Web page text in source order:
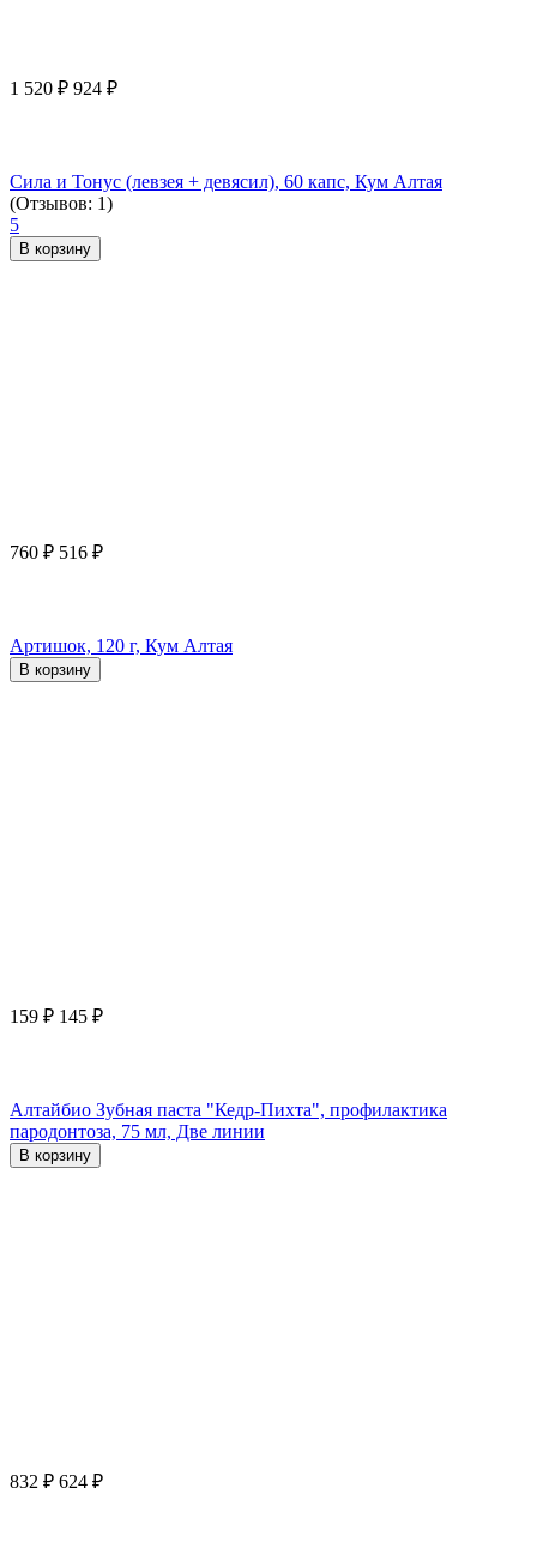
1 520 ₽ 924 ₽
Сила и Тонус (левзея + девясил), 60 капс, Кум Алтая
(Отзывов: 1)
5
В корзину
760 ₽ 516 ₽
Артишок, 120 г, Кум Алтая
В корзину
159 ₽ 145 ₽
Алтайбио Зубная паста "Кедр-Пихта", профилактика
пародонтоза, 75 мл, Две линии
В корзину
832 ₽ 624 ₽